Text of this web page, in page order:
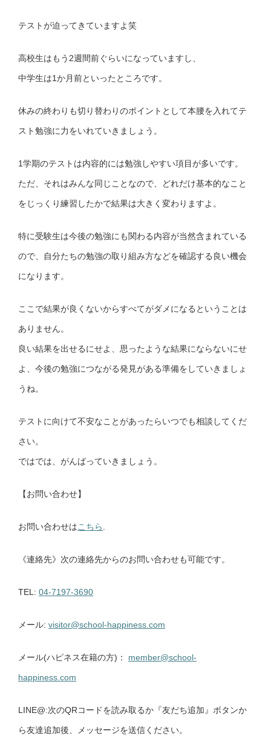
テストが迫ってきていますよ笑
高校生はもう2週間前ぐらいになっていますし、
中学生は1か月前といったところです。
休みの終わりも切り替わりのポイントとして本腰を入れてテ
スト勉強に力をいれていきましょう。
1学期のテストは内容的には勉強しやすい項目が多いです。
ただ、それはみんな同じことなので、どれだけ基本的なこと
をじっくり練習したかで結果は大きく変わりますよ。
特に受験生は今後の勉強にも関わる内容が当然含まれている
ので、自分たちの勉強の取り組み方などを確認する良い機会
になります。
ここで結果が良くないからすべてがダメになるということは
ありません。
良い結果を出せるにせよ、思ったような結果にならないにせ
よ、今後の勉強につながる発見がある準備をしていきましょ
うね。
テストに向けて不安なことがあったらいつでも相談してくだ
さい。
ではでは、がんばっていきましょう。
【お問い合わせ】
お問い合わせはこちら
《連絡先》次の連絡先からのお問い合わせも可能です。
TEL: 04-7197-3690
メール: visitor@school-happiness.com
メール(ハピネス在籍の方)： member@school-
happiness.com
LINE@:次のQRコードを読み取るか『友だち追加』ボタンか
ら友達追加後、メッセージを送信ください。